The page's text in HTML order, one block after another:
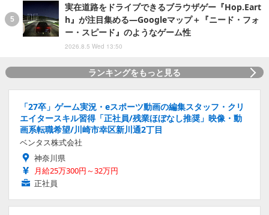
実在道路をドライブできるブラウザゲー『Hop.Eart
h』が注目集める―Googleマップ＋『ニード・フォ
ー・スピード』のようなゲーム性
2026.8.5 Wed 13:50
ランキングをもっと見る
「27卒」ゲーム実況・eスポーツ動画の編集スタッフ・クリ
エイタースキル習得「正社員/残業ほぼなし推奨」映像・動
画系転職希望/川崎市幸区新川通2丁目
ベンタス株式会社
神奈川県
月給25万300円～32万円
正社員